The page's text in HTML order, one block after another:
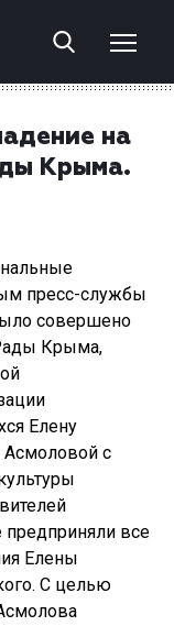
на
Крыма.
пресс-службы
совершено
Крыма,
Елену
с
предприняли все
Елены
С целью